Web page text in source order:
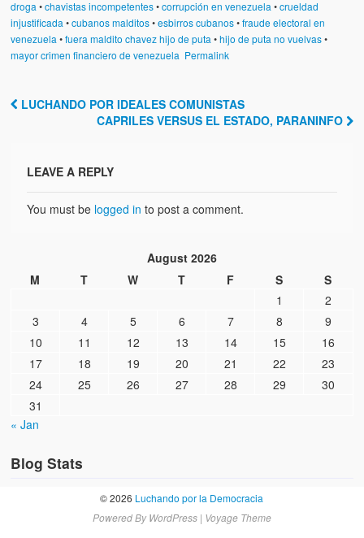
droga •chavistas incompetentes•corrupción en venezuela •crueldad
injustificada •cubanos malditos•esbirros cubanos•fraude electoral en
venezuela •fuera maldito chavez hijo de puta •hijo de puta no vuelvas•
mayor crimen financiero de venezuela Permalink
Post navigation
LUCHANDO POR IDEALES COMUNISTAS
CAPRILES VERSUS EL ESTADO, PARANINFO
LEAVE A REPLY
You must be logged in to post a comment.
August 2026
M
T W T F S
S
1
2
3
4 5 6 7 8
9
10
11 12 13 14 15
16
17
18 19 20 21 22
23
24
25 26 27 28 29
30
31
« Jan
Blog Stats
© 2026 Luchando por la Democracia
Powered By WordPress| Voyage Theme